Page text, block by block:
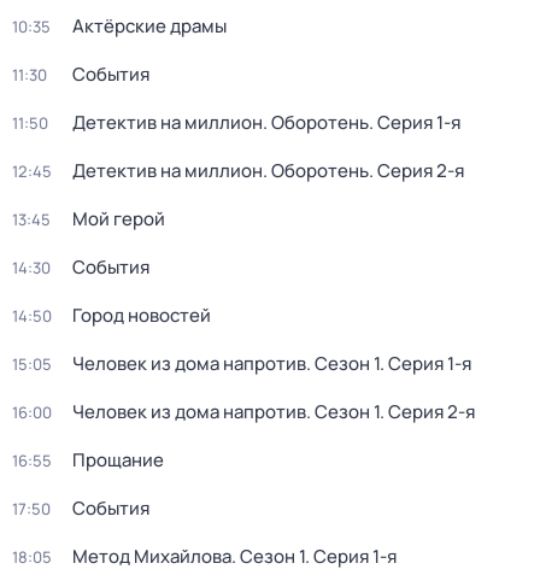
10:35 Актёрские драмы
11:30 События
11:50 Детектив на миллион. Оборотень. Серия 1-я
12:45 Детектив на миллион. Оборотень. Серия 2-я
13:45 Мой герой
14:30 События
14:50 Город новостей
15:05 Человек из дома напротив. Сезон 1. Серия 1-я
16:00 Человек из дома напротив. Сезон 1. Серия 2-я
16:55 Прощание
17:50 События
18:05 Метод Михайлова. Сезон 1. Серия 1-я